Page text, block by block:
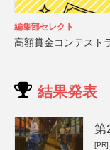
編集部セレクト
高額賞金コンテスト
結果発表
第
[PR]